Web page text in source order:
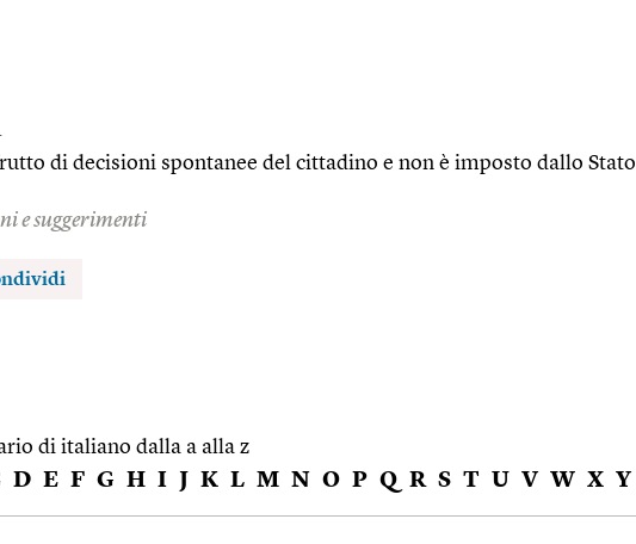
di decisioni spontanee del cittadino e non è imposto dallo Stato
e suggerimenti
di italiano dalla a alla z
D E F G H I J K L M N O P Q R S T U V W X Y